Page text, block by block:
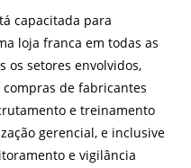
capacitada para
loja franca em todas as
os setores envolvidos,
de fabricantes
e treinamento
gerencial, e inclusive
e vigilância